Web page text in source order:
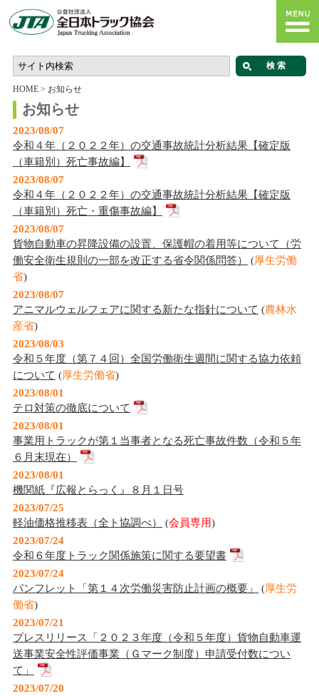
HOME> お知らせ
お知らせ
2023/08/07
令和４年（２０２２年）の交通事故統計分析結果【確定版
（車籍別）死亡事故編】
2023/08/07
令和４年（２０２２年）の交通事故統計分析結果【確定版
（車籍別）死亡・重傷事故編】
2023/08/07
貨物自動車の昇降設備の設置、保護帽の着用等について（労
働安全衛生規則の一部を改正する省令関係問答）
(厚生労働
省)
2023/08/07
アニマルウェルフェアに関する新たな指針について (農林水
産省)
2023/08/03
令和５年度（第７４回）全国労働衛生週間に関する協力依頼
について (厚生労働省)
2023/08/01
テロ対策の徹底について
2023/08/01
事業用トラックが第１当事者となる死亡事故件数（令和５年
６月末現在）
2023/08/01
機関紙『広報とらっく』８月１日号
2023/07/25
軽油価格推移表（全ト協調べ）
(会員専用)
2023/07/24
令和６年度トラック関係施策に関する要望書
2023/07/24
パンフレット「第１４次労働災害防止計画の概要」
(厚生労
働省)
2023/07/21
プレスリリース「２０２３年度（令和５年度）貨物自動車運
送事業安全性評価事業（Ｇマーク制度）申請受付数につい
て」
2023/07/20